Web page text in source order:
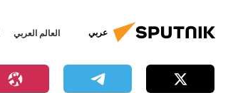
عربي العالم العربي